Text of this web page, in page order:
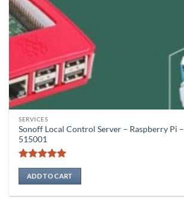
SERVICES
Sonoff Local Control Server – Raspberry Pi –
515001
Rated5
out of 5
ADD TO CART